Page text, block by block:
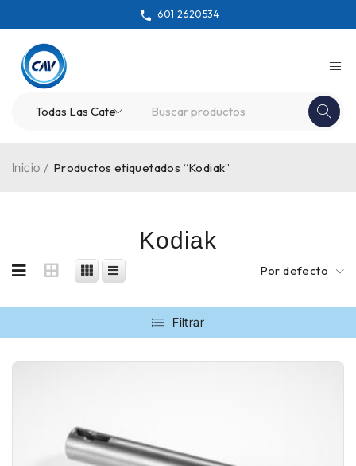
601 2620534
Kodiak
Inicio / Productos etiquetados “Kodiak”
Por defecto
Filtrar